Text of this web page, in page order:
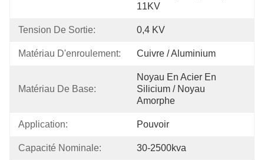
11KV
Tension De Sortie: 0,4 KV
Matériau D'enroulement: Cuivre / Aluminium
Matériau De Base:
Noyau En Acier En
Silicium / Noyau
Amorphe
Application: Pouvoir
Capacité Nominale: 30-2500kva